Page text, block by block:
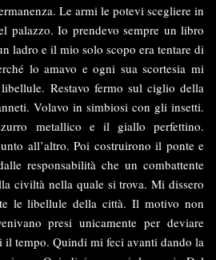
Le armi le potevi scegliere in
palazzo. Io prendevo sempre un libro
ladro e il mio solo scopo era tentare di
lo amavo e ogni sua scortesia mi
Restavo fermo sul ciglio della
Volavo in simbiosi con gli insetti.
metallico e il giallo perfettino.
all’altro. Poi costruirono il ponte e
responsabilità che un combattente
civiltà nella quale si trova. Mi dissero
le libellule della città. Il motivo non
presi unicamente per deviare
il tempo. Quindi mi feci avanti dando la